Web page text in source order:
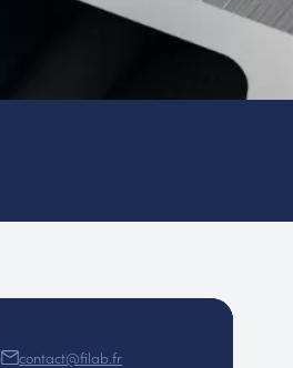
contact@filab.fr